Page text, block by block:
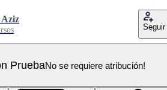
Seguir
PruebaNo se requiere atribución!